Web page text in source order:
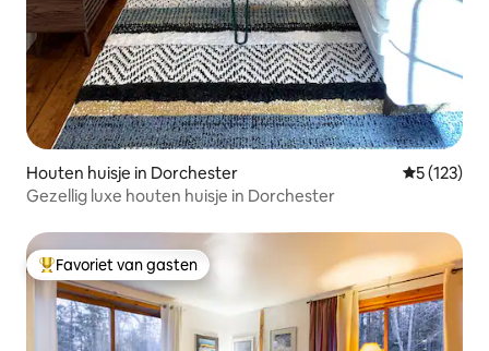
Houten huisje in Dorchester
5 (123)
Gezellig luxe houten huisje in Dorchester
Topfavoriet van gasten
Favoriet van gasten